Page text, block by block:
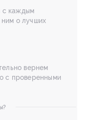
с каждым
о лучших
вернем
с проверенными